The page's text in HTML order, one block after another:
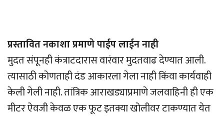
प्रस्तावित नकाशा प्रमाणे पाईप लाईन नाही
मुदत संपूनही कंत्राटदारास वारंवार मुदतवाढ देण्यात आली.
त्यासाठी कोणताही दंड आकारला गेला नाही किंवा कार्यवाही
केली गेली नाही. तांत्रिक आराखड्याप्रमाणे जलवाहिनी ही एक
मीटर ऐवजी केवळ एक फूट इतक्या खोलीवर टाकण्यात येत